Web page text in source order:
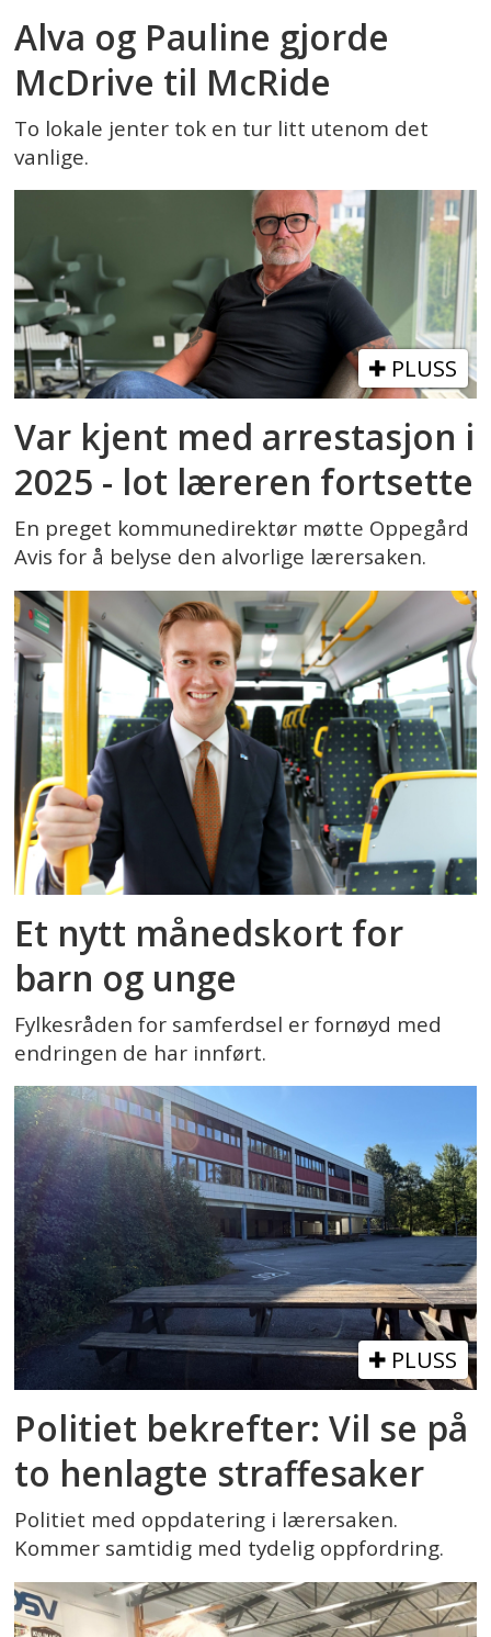
Alva og Pauline gjorde
McDrive til McRide
To lokale jenter tok en tur litt utenom det
vanlige.
PLUSS
Var kjent med arrestasjon i
2025 - lot læreren fortsette
En preget kommunedirektør møtte Oppegård
Avis for å belyse den alvorlige lærersaken.
Et nytt månedskort for
barn og unge
Fylkesråden for samferdsel er fornøyd med
endringen de har innført.
PLUSS
Politiet bekrefter: Vil se på
to henlagte straffesaker
Politiet med oppdatering i lærersaken.
Kommer samtidig med tydelig oppfordring.